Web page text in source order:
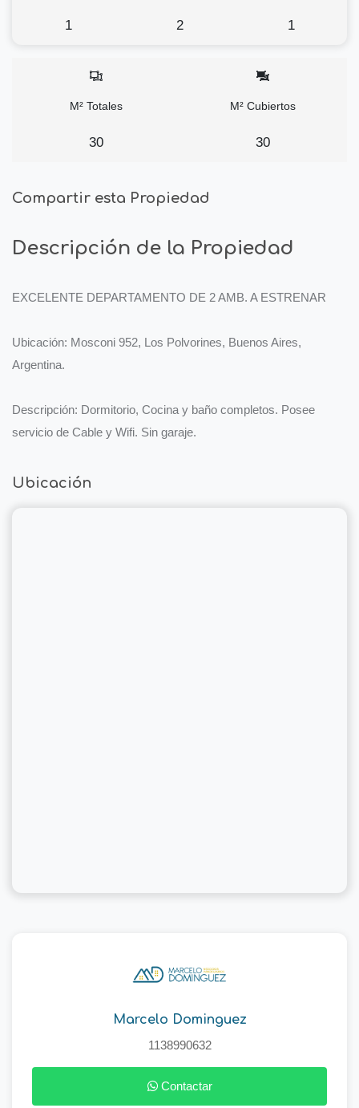
1 2 1
M² Totales
30
M² Cubiertos
30
Compartir esta Propiedad
Descripción de la Propiedad
EXCELENTE DEPARTAMENTO DE 2 AMB. A ESTRENAR
Ubicación: Mosconi 952, Los Polvorines, Buenos Aires,
Argentina.
Descripción: Dormitorio, Cocina y baño completos. Posee
servicio de Cable y Wifi. Sin garaje.
Ubicación
Marcelo Dominguez
1138990632
Contactar